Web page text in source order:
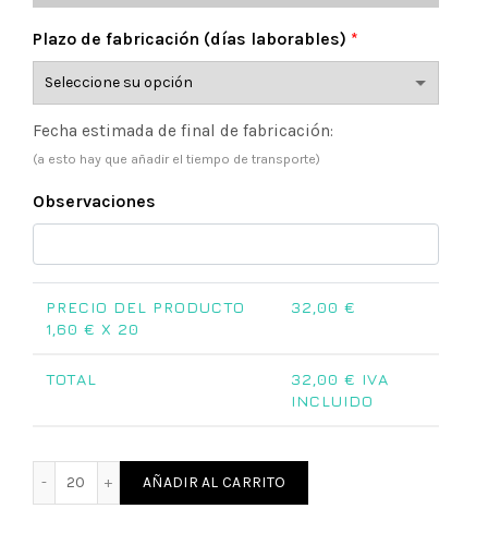
Plazo de fabricación (días laborables) *
Fecha estimada de final de fabricación:
(a esto hay que añadir el tiempo de transporte)
Observaciones
PRECIO DEL PRODUCTO
1,60 € X 20
32,00 €
TOTAL 32,00 € IVA
INCLUIDO
Pizarra negra personalizada Colegio cantidad
AÑADIR AL CARRITO